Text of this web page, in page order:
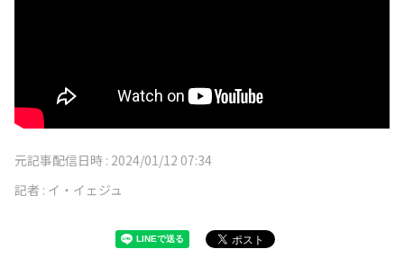
元記事配信日時 : 2024/01/12 07:34
記者 : イ・イェジュ